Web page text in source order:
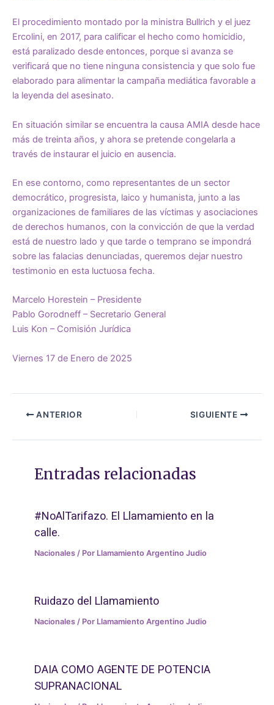
El procedimiento montado por la ministra Bullrich y el juez
Ercolini, en 2017, para calificar el hecho como homicidio,
está paralizado desde entonces, porque si avanza se
verificará que no tiene ninguna consistencia y que solo fue
elaborado para alimentar la campaña mediática favorable a
la leyenda del asesinato.
En situación similar se encuentra la causa AMIA desde hace
más de treinta años, y ahora se pretende congelarla a
través de instaurar el juicio en ausencia.
En ese contorno, como representantes de un sector
democrático, progresista, laico y humanista, junto a las
organizaciones de familiares de las víctimas y asociaciones
de derechos humanos, con la convicción de que la verdad
está de nuestro lado y que tarde o temprano se impondrá
sobre las falacias denunciadas, queremos dejar nuestro
testimonio en esta luctuosa fecha.
Marcelo Horestein – Presidente
Pablo Gorodneff – Secretario General
Luis Kon – Comisión Jurídica
Viernes 17 de Enero de 2025
ANTERIOR SIGUIENTE
Entradas relacionadas
#NoAlTarifazo. El Llamamiento en la
calle.
Nacionales / Por Llamamiento Argentino Judio
Ruidazo del Llamamiento
Nacionales / Por Llamamiento Argentino Judio
DAIA COMO AGENTE DE POTENCIA
SUPRANACIONAL